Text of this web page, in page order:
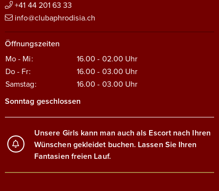
+41 44 201 63 33
info@clubaphrodisia.ch
Öffnungszeiten
Mo - Mi:
16.00 - 02.00 Uhr
Do - Fr:
16.00 - 03.00 Uhr
Samstag:
16.00 - 03.00 Uhr
Sonntag geschlossen
Unsere Girls kann man auch als Escort nach Ihren
Wünschen gekleidet buchen. Lassen Sie Ihren
Fantasien freien Lauf.